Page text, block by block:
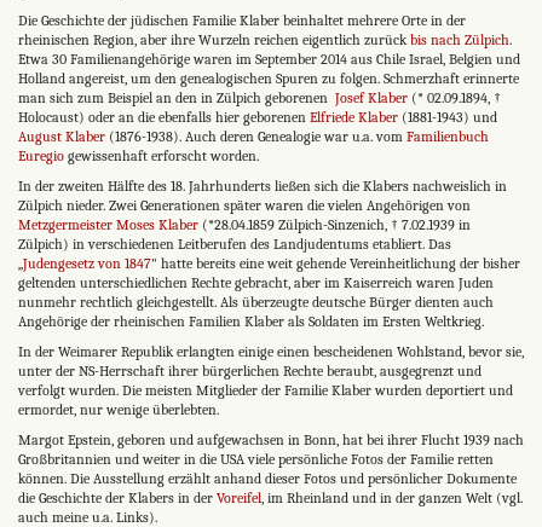
Die Geschichte der jüdischen Familie Klaber beinhaltet mehrere Orte in der
rheinischen Region, aber ihre Wurzeln reichen eigentlich zurückbis nach Zülpich.
Etwa 30 Familienangehörige waren im September 2014 aus Chile Israel, Belgien und
Holland angereist, um den genealogischen Spuren zu folgen. Schmerzhaft erinnerte
man sich zum Beispiel an den in Zülpich geborenen Josef Klaber (* 02.09.1894, †
Holocaust) oder an die ebenfalls hier geborenen Elfriede Klaber (1881-1943) und
August Klaber (1876-1938). Auch deren Genealogie war u.a. vom Familienbuch
Euregio gewissenhaft erforscht worden.
In der zweiten Hälfte des 18. Jahrhunderts ließen sich die Klabers nachweislich in
Zülpich nieder. Zwei Generationen später waren die vielen Angehörigen von
Metzgermeister Moses Klaber (*28.04.1859 Zülpich-Sinzenich, † 7.02.1939 in
Zülpich) in verschie­denen Leitberufen des Landjudentums etabliert. Das
„Judengesetz von 1847" hatte bereits eine weit gehende Vereinheitlichung der bisher
geltenden unterschiedlichen Rechte gebracht, aber im Kaiserreich waren Juden
nunmehr rechtlich gleichgestellt. Als überzeugte deutsche Bürger dienten auch
Angehörige der rheinischen Familien Klaber als Soldaten im Ersten Weltkrieg.
In der Weimarer Republik erlangten einige einen bescheidenen Wohlstand, bevor sie,
unter der NS-Herrschaft ihrer bürgerlichen Rechte beraubt, aus­gegrenzt und
verfolgt wurden. Die meisten Mitglieder der Familie Klaber wurden deportiert und
ermordet, nur wenige überlebten.
Margot Epstein, geboren und aufgewachsen in Bonn, hat bei ihrer Flucht 1939 nach
Großbritannien und weiter in die USA viele persönliche Fotos der Familie retten
können. Die Ausstellung erzählt anhand dieser Fotos und persönlicher Dokumente
die Geschichte der Klabers in der Voreifel, im Rheinland und in der ganzen Welt (vgl.
auch meine u.a. Links).